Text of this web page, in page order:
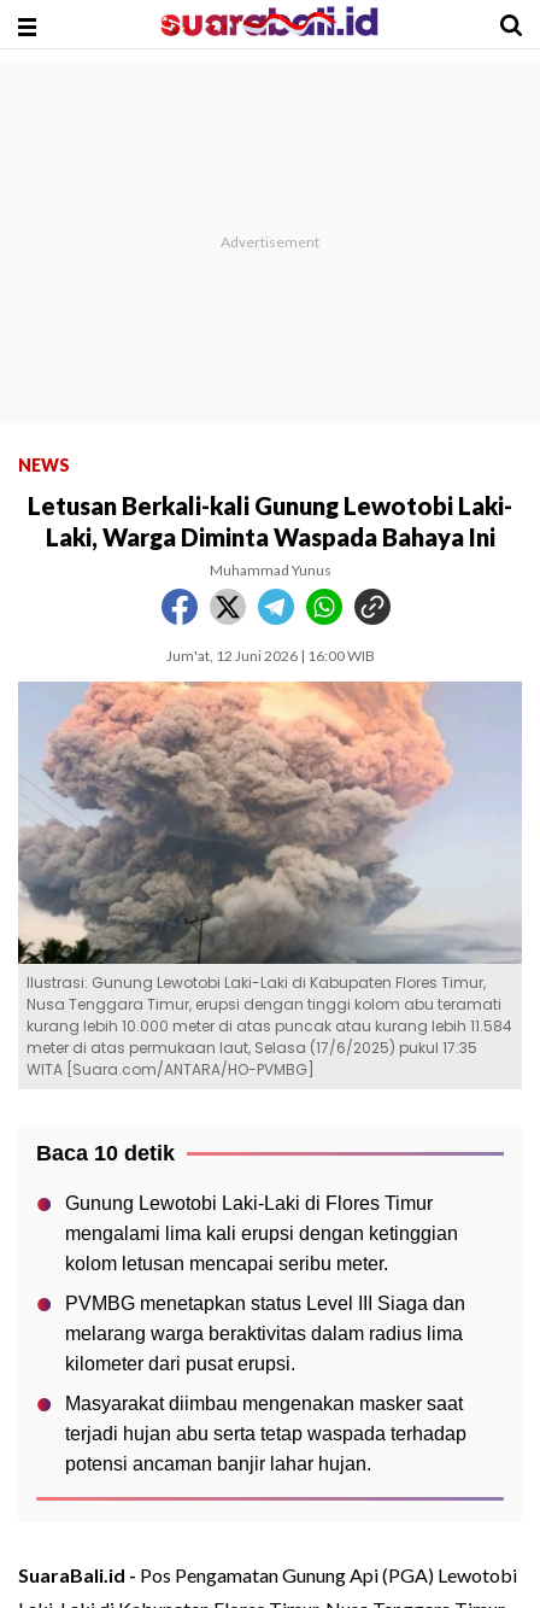
NEWS
Letusan Berkali-kali Gunung Lewotobi Laki-
Laki, Warga Diminta Waspada Bahaya Ini
Muhammad Yunus
Jum'at, 12 Juni 2026 | 16:00 WIB
Ilustrasi: Gunung Lewotobi Laki-Laki di Kabupaten Flores Timur,
Nusa Tenggara Timur, erupsi dengan tinggi kolom abu teramati
kurang lebih 10.000 meter di atas puncak atau kurang lebih 11.584
meter di atas permukaan laut, Selasa (17/6/2025) pukul 17:35
WITA [Suara.com/ANTARA/HO-PVMBG]
Baca 10 detik
Gunung Lewotobi Laki-Laki di Flores Timur
mengalami lima kali erupsi dengan ketinggian
kolom letusan mencapai seribu meter.
PVMBG menetapkan status Level III Siaga dan
melarang warga beraktivitas dalam radius lima
kilometer dari pusat erupsi.
Masyarakat diimbau mengenakan masker saat
terjadi hujan abu serta tetap waspada terhadap
potensi ancaman banjir lahar hujan.
SuaraBali.id - Pos Pengamatan Gunung Api (PGA) Lewotobi